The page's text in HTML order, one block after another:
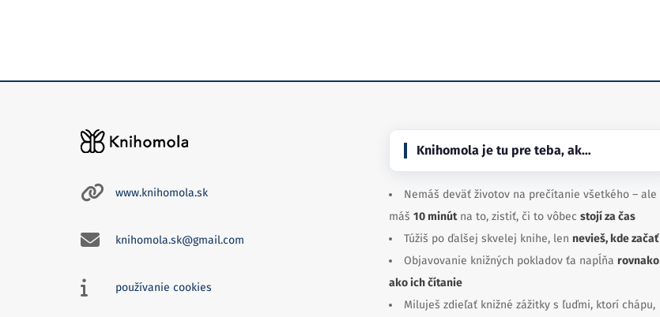
www.knihomola.sk
knihomola.sk@gmail.com
používanie cookies
Knihomola je tu pre teba, ak…
Nemáš deväť životov na prečítanie všetkého – ale
máš 10 minútna to, zistiť, či to vôbec stojí za čas
Túžiš po ďalšej skvelej knihe, len nevieš, kde začať
Objavovanie knižných pokladov ťa napĺňa rovnako
ako ich čítanie
Miluješ zdieľať knižné zážitky s ľuďmi, ktorí chápu,